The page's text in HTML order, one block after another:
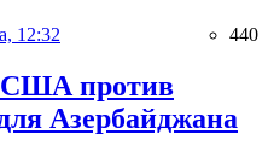
12:32 440
США против
Азербайджана